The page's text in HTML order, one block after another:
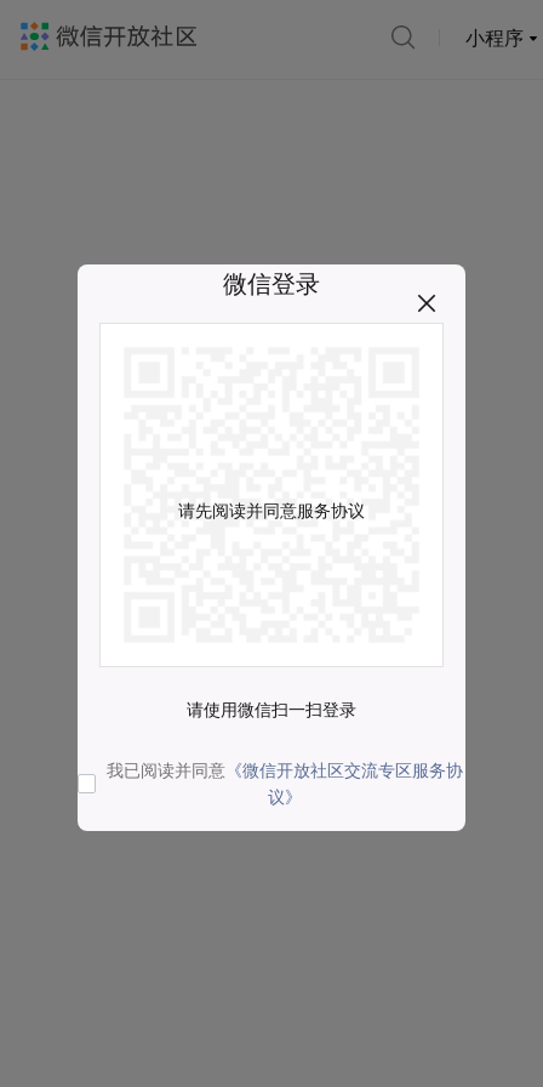
小程序
微信登录
请先阅读并同意服务协议
请使用微信扫一扫登录
我已阅读并同意 《微信开放社区交流专区服务协
议》